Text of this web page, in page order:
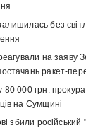
без
на заяву
ракет-
80 000 грн:
на Сумщині
збили